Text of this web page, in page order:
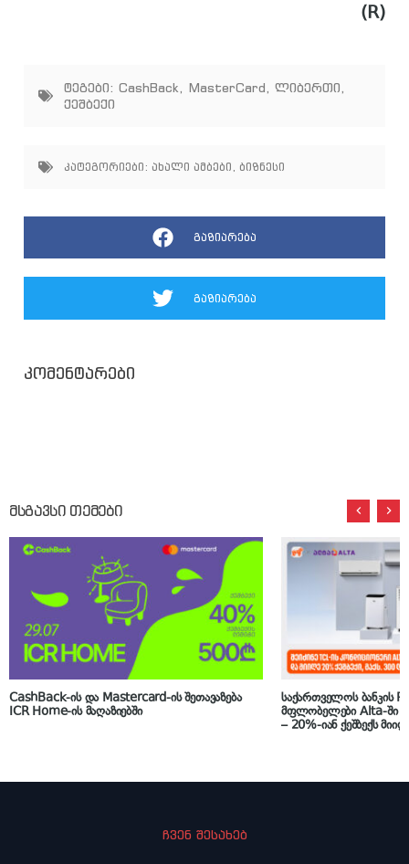
(R)
ტეგები: CashBack MasterCard ლიბერთი
ქეშბექი
კატეგორიები: ახალი ამბები , ბიზნესი
გაზიარება
გაზიარება
კომენტარები
მსგავსი თემები
CashBack-ის და Mastercard-ის შეთავაზება
ICR Home-ის მაღაზიებში
საქართველოს ბანკის
მფლობელები Alta-ში
– 20%-იან ქეშბექს
ჩვენ შესახებ